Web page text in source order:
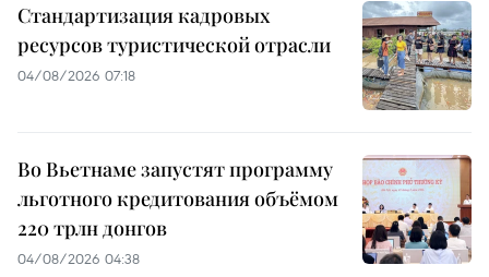
Стандартизация кадровых
ресурсов туристической отрасли
04/08/2026 07:18
Во Вьетнаме запустят программу
льготного кредитования объёмом
220 трлн донгов
04/08/2026 04:38